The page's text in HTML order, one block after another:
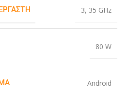
3, 35 GHz
80 W
Android